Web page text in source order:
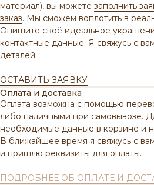
материал), вы можете заполнить
заказ. Мы сможем воплотить в
Опишите своё идеальное
контактные данные. Я свяжусь с
деталей.
ОСТАВИТЬ ЗАЯВКУ
Оплата и доставка
Оплата возможна с помощью
либо наличными при самовывозе.
необходимые данные в корзине и
В ближайшее время я свяжусь с
и пришлю реквизиты для оплаты.
ПОДРОБНЕЕ ОБ ОПЛАТЕ И